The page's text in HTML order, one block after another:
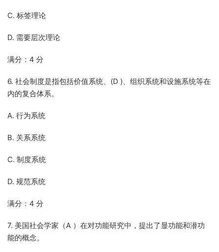
C. 标签理论
D. 需要层次理论
满分：4 分
6. 社会制度是指包括价值系统、(D )、组织系统和设施系统等在
内的复合体系。
A. 行为系统
B. 关系系统
C. 制度系统
D. 规范系统
满分：4 分
7. 美国社会学家（A ）在对功能研究中，提出了显功能和潜功
能的概念。